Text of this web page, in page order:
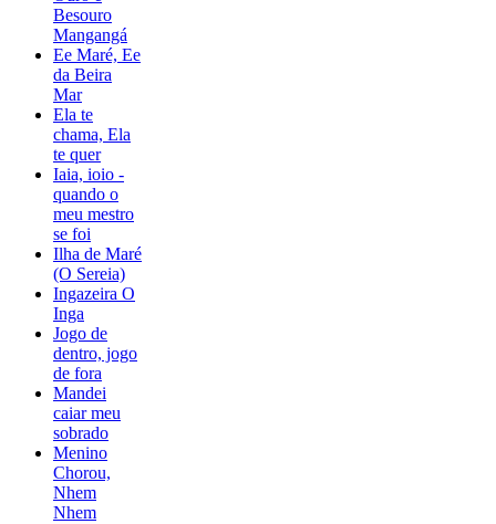
Besouro
Mangangá
Ee Maré, Ee
da Beira
Mar
Ela te
chama, Ela
te quer
Iaia, ioio -
quando o
meu mestro
se foi
Ilha de Maré
(O Sereia)
Ingazeira O
Inga
Jogo de
dentro, jogo
de fora
Mandei
caiar meu
sobrado
Menino
Chorou,
Nhem
Nhem